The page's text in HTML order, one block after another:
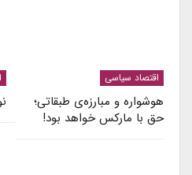
اقتصاد سیاسی
هوشواره و مبارزه‌ی طبقاتی؛
حق با مارکس خواهد بود!